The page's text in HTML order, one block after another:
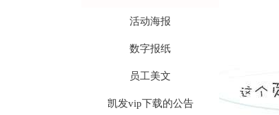
活动海报
数字报纸
员工美文
凯发vip下载的公告